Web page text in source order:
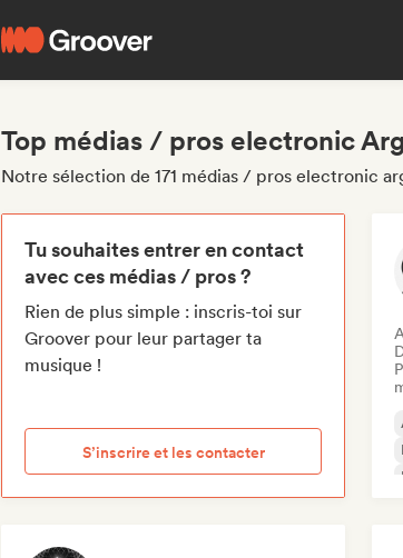
Top médias / pros electronic
Notre sélection de 171 médias / pros electronic
Tu souhaites entrer en contact
avec ces médias / pros ?
Rien de plus simple : inscris-toi sur
Groover pour leur partager ta
musique !
S’inscrire et les contacter